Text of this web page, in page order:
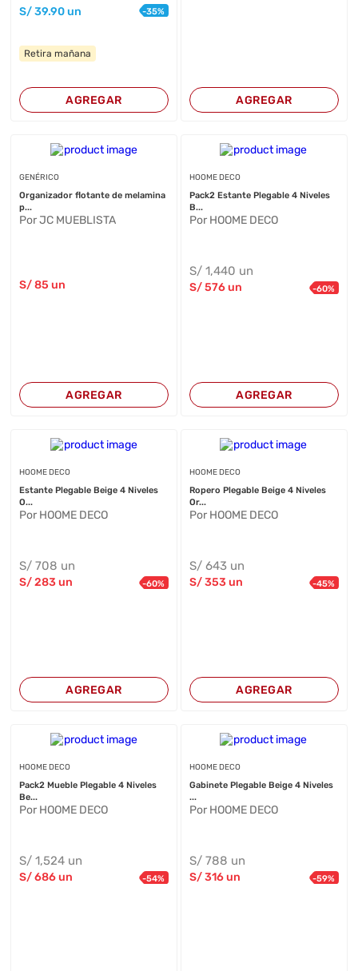
S/39.90 un -35%
Retira mañana
AGREGAR AGREGAR
GENÉRICO
Organizador flotante de melamina
p...
Por JC MUEBLISTA
S/85 un
AGREGAR
HOOME DECO
Pack2 Estante Plegable 4 Niveles
B...
Por HOOME DECO
S/ 1,440 un
S/576un -60%
AGREGAR
HOOME DECO
Estante Plegable Beige 4 Niveles
O...
Por HOOME DECO
S/708 un
S/283 un -60%
AGREGAR
HOOME DECO
Ropero Plegable Beige 4 Niveles
Or...
Por HOOME DECO
S/ 643 un
S/353un -45%
AGREGAR
HOOME DECO
Pack2 Mueble Plegable 4 Niveles
Be...
Por HOOME DECO
S/1,524 un
S/686 un -54%
HOOME DECO
Gabinete Plegable Beige 4 Niveles
...
Por HOOME DECO
S/ 788 un
S/316un -59%